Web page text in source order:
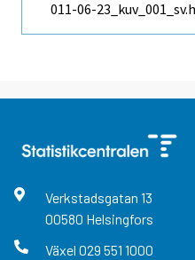
011-06-
Verkstadsgatan 13
00580 Helsingfors
Växel 029 551 1000